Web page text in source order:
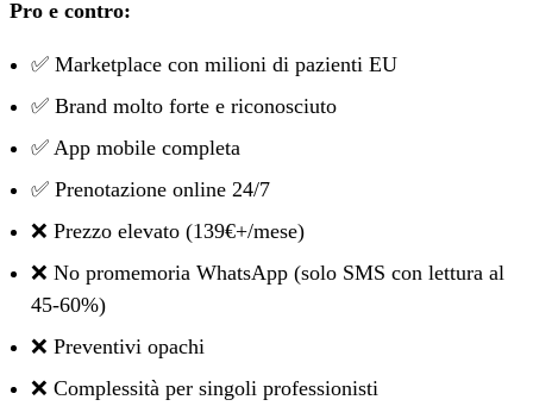
Pro e contro:
✅ Marketplace con milioni di pazienti EU
✅ Brand molto forte e riconosciuto
✅ App mobile completa
✅ Prenotazione online 24/7
❌ Prezzo elevato (139€+/mese)
❌ No promemoria WhatsApp (solo SMS con lettura al
45-60%)
❌ Preventivi opachi
❌ Complessità per singoli professionisti